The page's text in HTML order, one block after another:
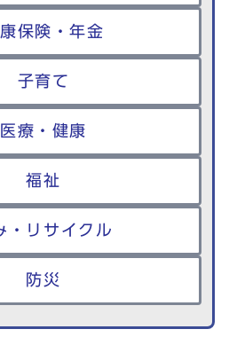
保険・年金
子育て
医療・健康
福祉
・リサイクル
防災